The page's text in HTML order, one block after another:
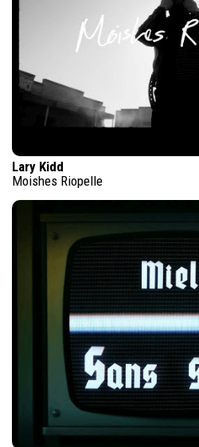
Lary Kidd
Moishes Riopelle